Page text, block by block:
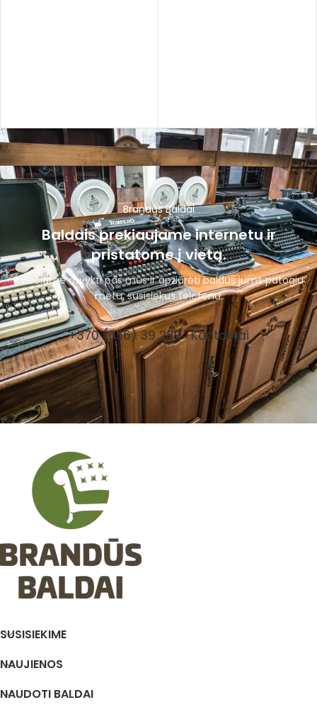
Brandūs Baldai
Baldais prekiaujame internetu ir
pristatome į vietą.
Kviečiame atvykti pas mus ir apžiūrėti baldus jums patogiu
metu, susisiekus telefonu.
+370 (656) 39 287 Kontaktai
SUSISIEKIME
NAUJIENOS
NAUDOTI BALDAI